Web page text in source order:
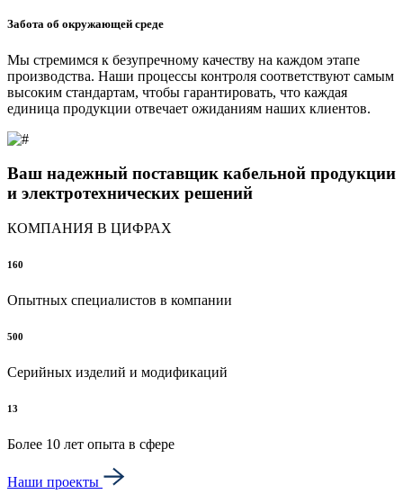
Забота об окружающей среде
Мы стремимся к безупречному качеству на каждом этапе
производства. Наши процессы контроля соответствуют самым
высоким стандартам, чтобы гарантировать, что каждая
единица продукции отвечает ожиданиям наших клиентов.
Ваш надежный поставщик кабельной продукции
и электротехнических решений
КОМПАНИЯ В ЦИФРАХ
160
Опытных специалистов в компании
500
Серийных изделий и модификаций
13
Более 10 лет опыта в сфере
Наши проекты